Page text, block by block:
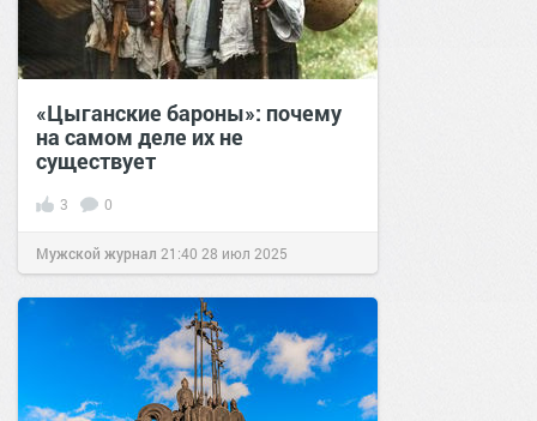
«Цыганские бароны»: почему
на самом деле их не
существует
3 0
Мужской журнал 21:40 28 июл 2025